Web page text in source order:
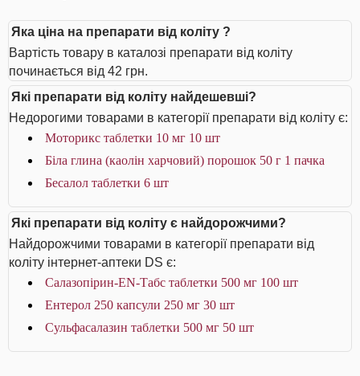
Яка ціна на препарати від коліту ?
Вартість товару в каталозі препарати від коліту
починається від 42 грн.
Які препарати від коліту найдешевші?
Недорогими товарами в категорії препарати від коліту є:
Моторикс таблетки 10 мг 10 шт
Біла глина (каолін харчовий) порошок 50 г 1 пачка
Бесалол таблетки 6 шт
Які препарати від коліту є найдорожчими?
Найдорожчими товарами в категорії препарати від
коліту інтернет-аптеки DS є:
Салазопірин-EN-Табс таблетки 500 мг 100 шт
Ентерол 250 капсули 250 мг 30 шт
Сульфасалазин таблетки 500 мг 50 шт